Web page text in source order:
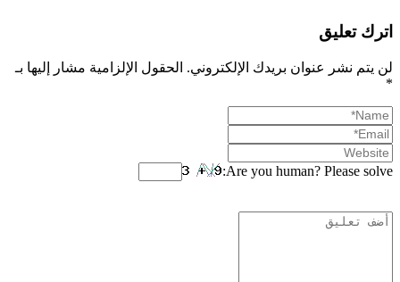
اترك تعليق
لن يتم نشر عنوان بريدك الإلكتروني. الحقول الإلزامية مشار إليها بـ
*
Are you human? Please solve: